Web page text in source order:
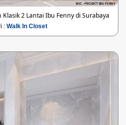
2 Lantai Ibu Fenny di Surabaya
: Walk In Closet